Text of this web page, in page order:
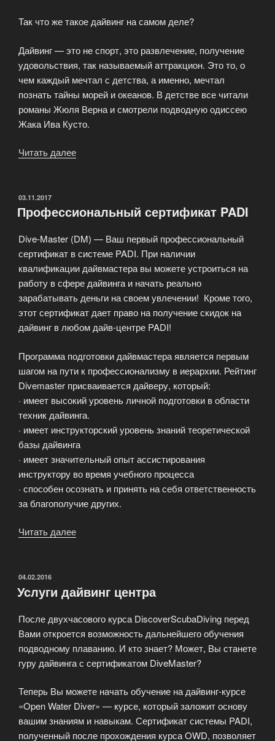
Так что же такое дайвинг на самом деле?
Дайвинг — это не спорт, это развлечение, получение
удовольствия, так называемый аттракцион. Это то, о
чем каждый мечтал с детства, а именно, мечтал
познать тайны морей и океанов. В детстве все читали
романы Жюля Верна и смотрели подводную одиссею
Жака Ива Кусто.
Читать далее
ОПУБЛИКОВАНО
03.11.2017
Профессиональный сертификат PADI
Dive-Master (DM) — Ваш первый профессиональный
сертификат в системе PADI. При наличии
квалификации дайвмастера вы можете устроиться на
работу в сфере дайвинга и начать реально
зарабатывать деньги на своем увлечении! Кроме того,
этот сертификат дает право на получение скидок на
дайвинг в любом дайв-центре PADI!
Программа подготовки дайвмастера является первым
шагом на пути к профессионализму в иерархии. Рейтинг
Divemaster присваивается дайверу, который:
· имеет высокий уровень личной подготовки в области
техник дайвинга.
· имеет инструкторский уровень знаний теоретической
базы дайвинга
· имеет значительный опыт ассистирования
инструктору во время учебного процесса
· способен осознать и принять на себя ответственность
за благополучие других.
Читать далее
ОПУБЛИКОВАНО
04.02.2016
Услуги дайвинг центра
После двухчасового курса DiscoverScubaDiving перед
Вами откроется возможность дальнейшего обучения
подводному плаванию. И кто знает? Может, Вы станете
гуру дайвинга с сертификатом DiveMaster?
Теперь Вы можете начать обучение на дайвинг-курсе
«Open Water Diver» — курсе, который заложит основу
вашим знаниям и навыкам. Сертификат системы PADI,
полученный после прохождения курса OWD, позволяет